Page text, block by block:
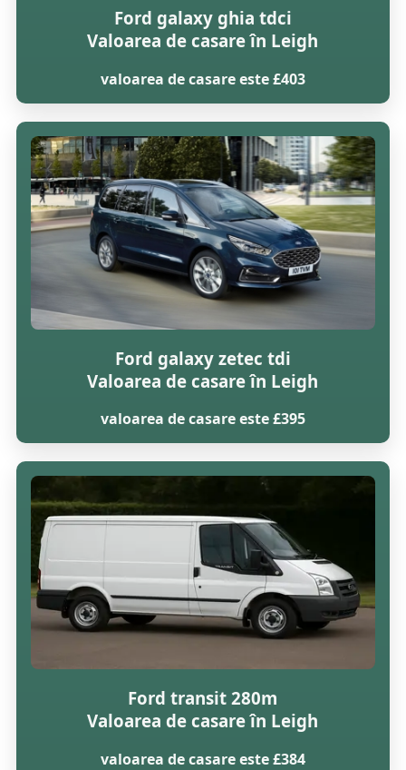
Ford galaxy ghia tdci
Valoarea de casare în Leigh
valoarea de casare este £403
Ford galaxy zetec tdi
Valoarea de casare în Leigh
valoarea de casare este £395
Ford transit 280m
Valoarea de casare în Leigh
valoarea de casare este £384